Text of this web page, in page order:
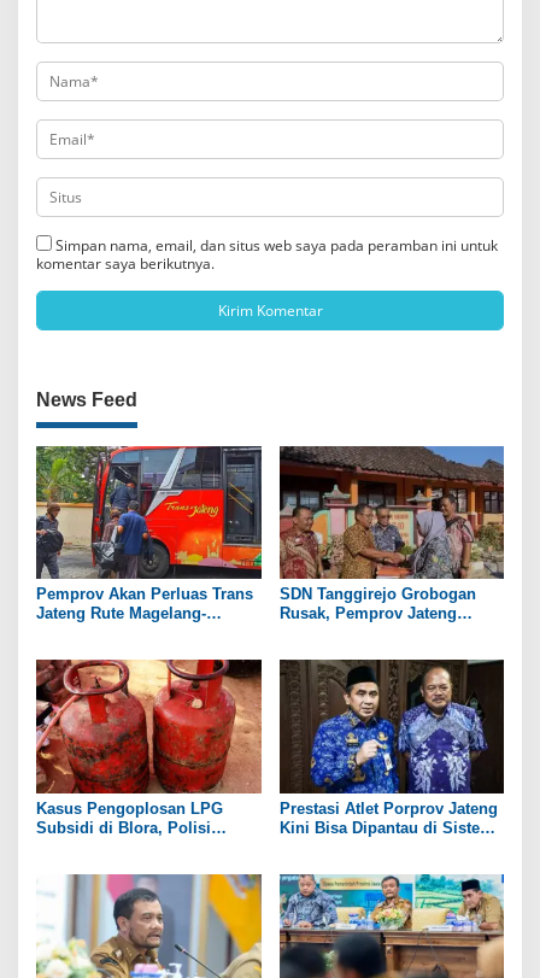
Simpan nama, email, dan situs web saya pada peramban ini untuk
komentar saya berikutnya.
News Feed
Pemprov Akan Perluas Trans
Jateng Rute Magelang-
SDN Tanggirejo Grobogan
Rusak, Pemprov Jateng
Kasus Pengoplosan LPG
Subsidi di Blora, Polisi
Prestasi Atlet Porprov Jateng
Kini Bisa Dipantau di Sistem